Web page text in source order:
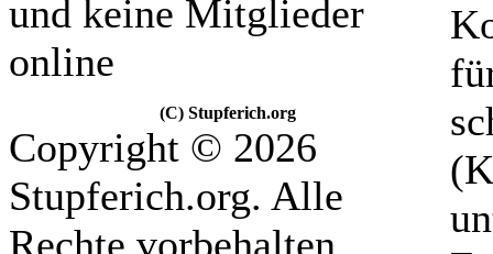
und keine Mitglieder
online
(C) Stupferich.org
Copyright © 2026
Stupferich.org. Alle
Rechte vorbehalten.